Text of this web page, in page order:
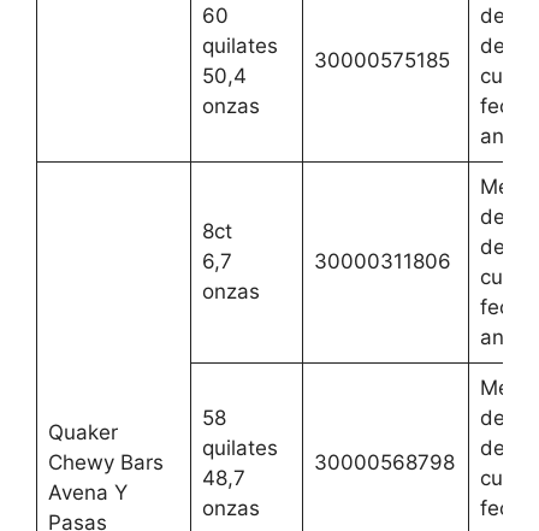
60
quilates
50,4
onzas
30000575185
del 3
de
fecha
Quaker
Chewy Bars
Avena Y
Pasas
8ct
6,7
onzas
30000311806
del 2
de
fecha
58
quilates
48,7
onzas
30000568798
del 2
de
fecha